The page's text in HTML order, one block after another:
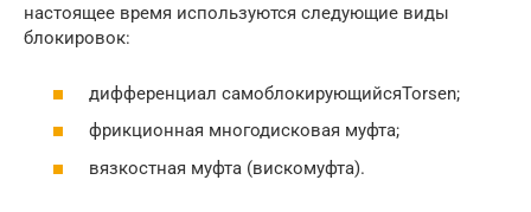
настоящее время используются следующие виды
блокировок:
дифференциал самоблокирующийсяTorsen;
фрикционная многодисковая муфта;
вязкостная муфта (вискомуфта).